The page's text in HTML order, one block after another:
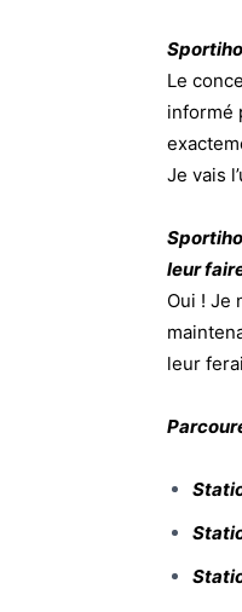
Le
informé
Je vais
leur
Oui ! Je
leur